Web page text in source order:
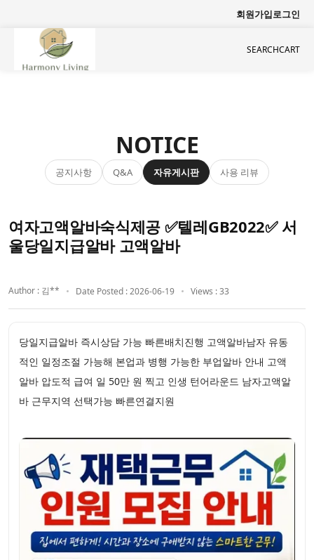
회원가입로그인
SEARCHCART
NOTICE
공지사항 Q&A 자유게시판 사용 리뷰
여자고액알바숙식제공 ✅텔레GB2022✅ 서
울당일지급알바 고액알바
Author : 김** Date Posted : 2026-06-19 Views : 33
당일지급알바 즉시상담 가능 빠른배치진행 고액알바남자 유동
적인 일정조절 가능해 본업과 병행 가능한 부업알바 안내 고액
알바 압도적 급여 일 50만 원 찍고 인생 턴어라운드 남자고액알
바 근무지역 선택가능 빠른연결지원